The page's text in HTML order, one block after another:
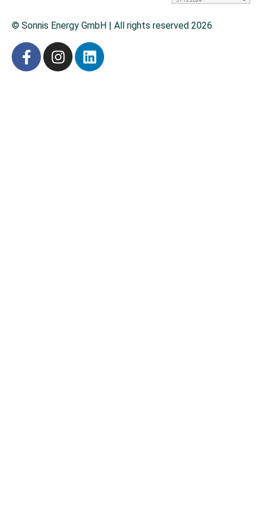
© Sonnis Energy GmbH | All rights reserved 2026